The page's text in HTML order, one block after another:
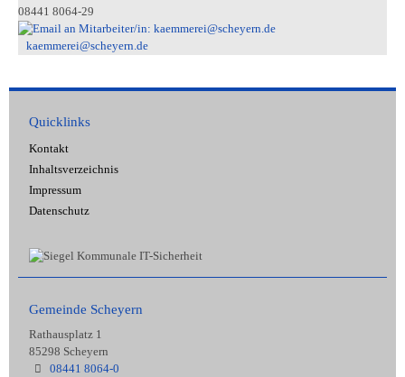
08441 8064-29
kaemmerei@scheyern.de
Quicklinks
Kontakt
Inhaltsverzeichnis
Impressum
Datenschutz
Gemeinde Scheyern
Rathausplatz 1
85298 Scheyern
08441 8064-0